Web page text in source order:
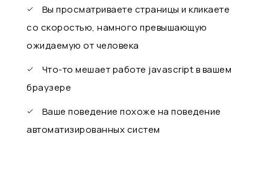
Вы просматриваете страницы и кликаете
со скоростью, намного превышающую
ожидаемую от человека
Что-то мешает работе javascript в вашем
браузере
Ваше поведение похоже на поведение
автоматизированных систем